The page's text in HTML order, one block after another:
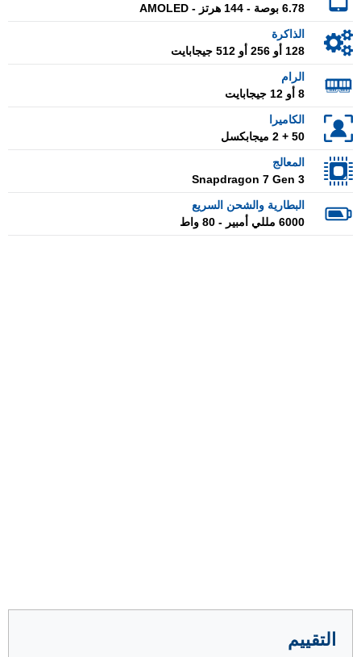
6.78 بوصة - 144 هرتز - AMOLED
الذاكرة
128 أو 256 أو 512 جيجابايت
الرام
8 أو 12 جيجابايت
الكاميرا
50 + 2 ميجابكسل
المعالج
Snapdragon 7 Gen 3
البطارية والشحن السريع
6000 مللي أمبير - 80 واط
التقييم